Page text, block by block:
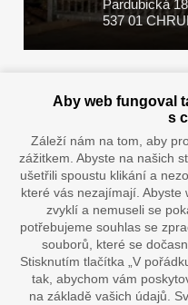
Pardubická
537 01
Doprava
Aby web fungoval
s
Záleží nám na tom, aby
zážitkem. Abyste na našich
ušetřili spoustu klikání a
které vás nezajímají. Abyste
zvyklí a nemuseli se
potřebujeme souhlas se
souborů, které se
Stisknutím tlačítka „V
tak, abychom vám
na základě vašich údajů.